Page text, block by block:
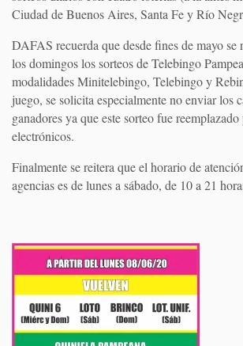
Ciudad de Buenos Aires, Santa Fe y Río
DAFAS recuerda que desde fines de mayo se
los domingos los sorteos de Telebingo
modalidades Minitelebingo, Telebingo y
juego, se solicita especialmente no enviar los
ganadores ya que este sorteo fue
electrónicos.
Finalmente se reitera que el horario de
agencias es de lunes a sábado, de 10 a 21